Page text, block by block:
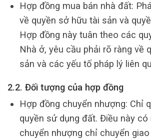
Hợp đồng mua bán nhà đất:
về quyền sở hữu tài sản và
Hợp đồng này tuân theo các
Nhà ở, yêu cầu phải rõ ràng về
sản và các yếu tố pháp lý liên
2.2. Đối tượng của hợp đồng
Hợp đồng chuyển nhượng: Chỉ
quyền sử dụng đất. Điều này có
chuyển nhượng chỉ chuyển